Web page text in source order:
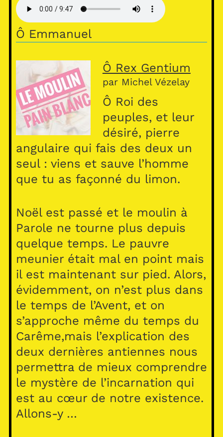
s
A
p
Ô Emmanuel
Ô Rex Gentium
par Michel Vézelay
Ô Roi des
peuples, et leur
désiré, pierre
angulaire qui fais des deux un
seul : viens et sauve l’homme
que tu as façonné du limon.
Noël est passé et le moulin à
Parole ne tourne plus depuis
quelque temps. Le pauvre
meunier était mal en point mais
il est maintenant sur pied. Alors,
évidemment, on n’est plus dans
le temps de l’Avent, et on
s’approche même du temps du
Carême,mais l’explication des
deux dernières antiennes nous
permettra de mieux comprendre
le mystère de l’incarnation qui
est au cœur de notre existence.
Allons-y …